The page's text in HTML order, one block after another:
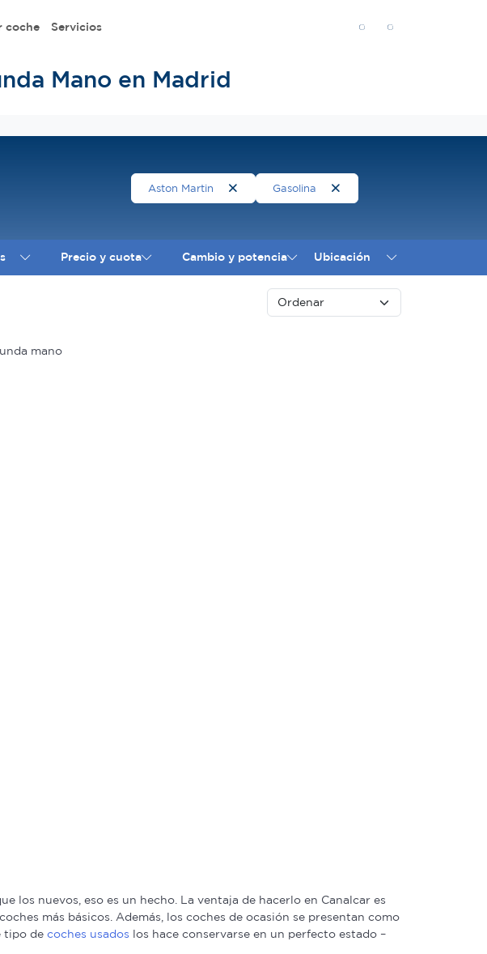
coche Servicios
Mano en Madrid
Aston Martin Gasolina
Precio y cuota Cambio y potencia Ubicación
mano
los nuevos, eso es un hecho. La ventaja de hacerlo en Canalcar es
más básicos. Además, los coches de ocasión se presentan como
tipo de coches usados los hace conservarse en un perfecto estado –